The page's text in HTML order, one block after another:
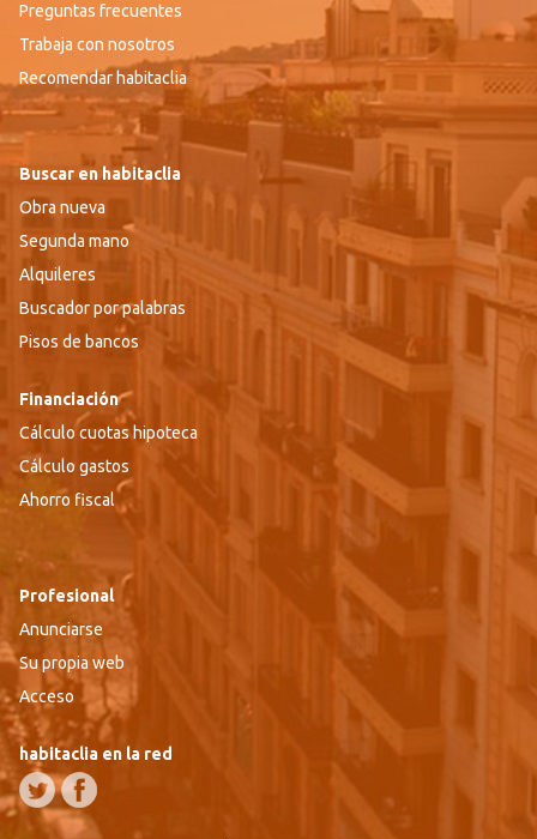
Preguntas frecuentes
Trabaja con nosotros
Recomendar habitaclia
Buscar en habitaclia
Obra nueva
Segunda mano
Alquileres
Buscador por palabras
Pisos de bancos
Financiación
Cálculo cuotas hipoteca
Cálculo gastos
Ahorro fiscal
Profesional
Anunciarse
Su propia web
Acceso
habitaclia en la red